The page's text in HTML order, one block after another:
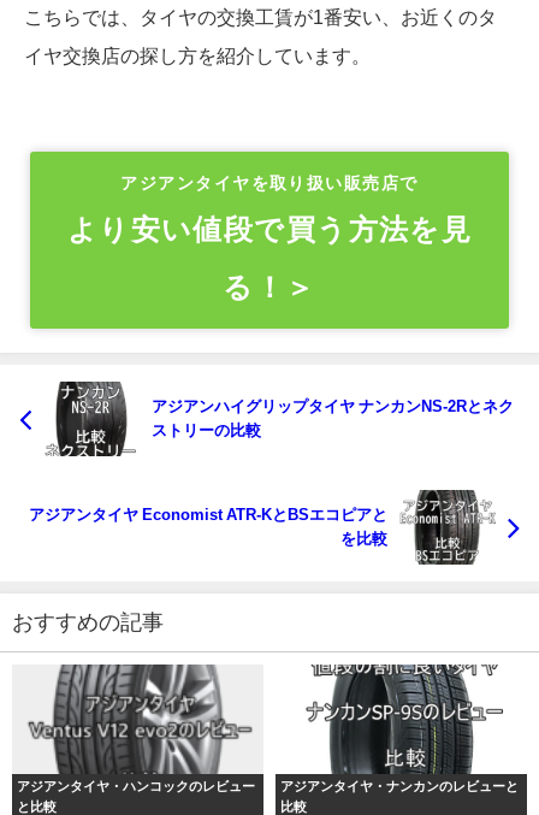
こちらでは、タイヤの交換工賃が1番安い、お近くのタ
イヤ交換店の探し方を紹介しています。
アジアンタイヤを取り扱い販売店で
より安い値段で買う方法を見
る！＞
アジアンハイグリップタイヤ ナンカンNS-2Rとネク
ストリーの比較
アジアンタイヤ Economist ATR-KとBSエコピアと
を比較
おすすめの記事
アジアンタイヤ・ハンコックのレビュー
と比較
アジアンタイヤ・ナンカンのレビューと
比較